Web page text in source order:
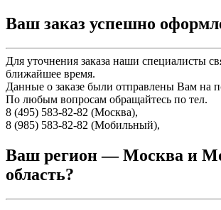
Ваш заказ успешно
Для уточнения заказа наши специалисты
ближайшее время.
Данные о заказе были отправлены Вам на
По любым вопросам обращайтесь по тел.
8 (495) 583-82-82 (Москва),
8 (985) 583-82-82 (Мобильный),
Ваш регион —Москва и
область?